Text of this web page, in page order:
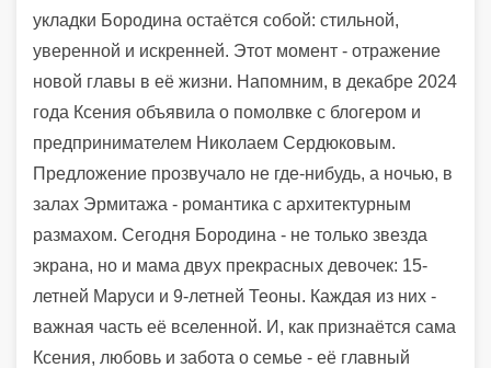
укладки Бородина остаётся собой: стильной,
уверенной и искренней. Этот момент - отражение
новой главы в её жизни. Напомним, в декабре 2024
года Ксения объявила о помолвке с блогером и
предпринимателем Николаем Сердюковым.
Предложение прозвучало не где-нибудь, а ночью, в
залах Эрмитажа - романтика с архитектурным
размахом. Сегодня Бородина - не только звезда
экрана, но и мама двух прекрасных девочек: 15-
летней Маруси и 9-летней Теоны. Каждая из них -
важная часть её вселенной. И, как признаётся сама
Ксения, любовь и забота о семье - её главный